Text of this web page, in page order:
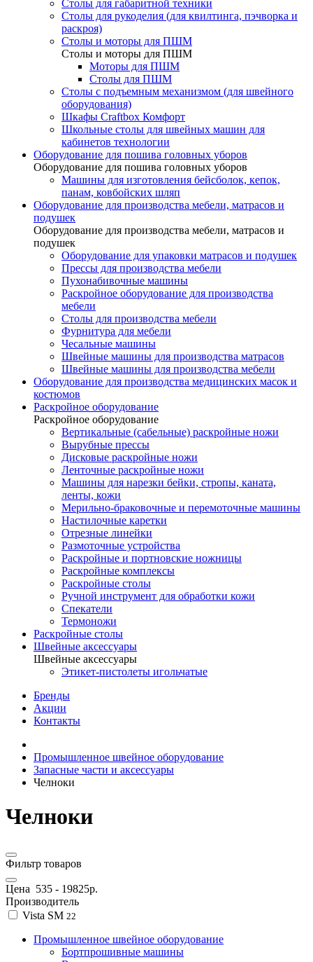
Столы для габаритной техники
Столы для рукоделия (для квилтинга, пэчворка и
раскроя)
Столы и моторы для ПШМ
Столы и моторы для ПШМ
Моторы для ПШМ
Столы для ПШМ
Столы с подъемным механизмом (для швейного
оборудования)
Шкафы Craftbox Комфорт
Школьные столы для швейных машин для
кабинетов технологии
Оборудование для пошива головных уборов
Оборудование для пошива головных уборов
Машины для изготовления бейсболок, кепок,
панам, ковбойских шляп
Оборудование для производства мебели, матрасов и
подушек
Оборудование для производства мебели, матрасов и
подушек
Оборудование для упаковки матрасов и подушек
Прессы для производства мебели
Пухонабивочные машины
Раскройное оборудование для производства
мебели
Столы для производства мебели
Фурнитура для мебели
Чесальные машины
Швейные машины для производства матрасов
Швейные машины для производства мебели
Оборудование для производства медицинских масок и
костюмов
Раскройное оборудование
Раскройное оборудование
Вертикальные (сабельные) раскройные ножи
Вырубные прессы
Дисковые раскройные ножи
Ленточные раскройные ножи
Машины для нарезки бейки, стропы, каната,
ленты, кожи
Мерильно-браковочные и перемоточные машины
Настилочные каретки
Отрезные линейки
Размоточные устройства
Раскройные и портновские ножницы
Раскройные комплексы
Раскройные столы
Ручной инструмент для обработки кожи
Спекатели
Термоножи
Раскройные столы
Швейные аксессуары
Швейные аксессуары
Этикет-пистолеты игольчатые
Бренды
Акции
Контакты
Промышленное швейное оборудование
Запасные части и аксессуары
Челноки
Челноки
Фильтр товаров
Цена 535 - 19825р.
Производитель
Vista SM 22
Промышленное швейное оборудование
Бортпрошивные машины